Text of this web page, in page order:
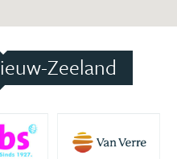
Zeeland